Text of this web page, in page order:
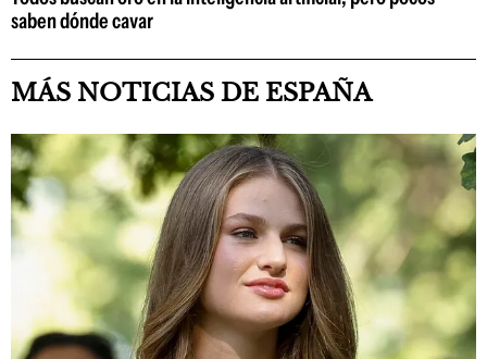
saben dónde cavar
MÁS NOTICIAS DE ESPAÑA